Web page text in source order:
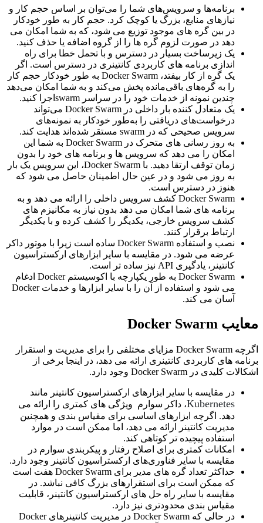
برنامه‌ها و سرویس‌های شما را می‌توان بر اساس حجم کار و
نیازهای منابع، بزرگ یا کوچک کرد. حجم کار به طور خودکار
در بین گره های موجود توزیع می شود، که به شما امکان می
دهد در صورت لزوم گره ها را از گروه اضافه یا حذف کنید.
یک زیرساخت بسیار در دسترس و با تحمل خطا برای راه
اندازی برنامه های کاربردی کانتینری در دسترس است. اگر
یک گره از کار بیفتد، Docker Swarm به طور خودکار حجم کار
را به گره‌های باقی‌مانده پخش می‌کند و به شما امکان می‌دهد
چندین نمونه از خدمات خود را در سراسر swarmاجرا کنید.
یک متعادل کننده بار داخلی در Docker Swarm می‌تواند
درخواست‌های دریافتی را به‌طور خودکار به نمونه‌های
سرویس صحیحی که در swarm مستقر شده‌اند هدایت کند.
به روز رسانی های متحرک در Docker Swarm به شما این
امکان را می دهد که سرویس ها و برنامه های خود را بدون
زمان توقف ارتقا دهید. با Docker Swarm، این سرویس یک بار
به روز می شود و در عین حال اطمینان حاصل می شود که
هنوز در دسترس است.
Docker Swarm کشف سرویس داخلی را ارائه می دهد و به
برنامه های شما امکان می دهد بدون نیاز به مکانیزم های
کشف سرویس خارجی، یکدیگر را کشف کرده و با یکدیگر
ارتباط برقرار کنند.
نصب و استفاده Docker Swarm ساده است زیرا با موتور داکر
عرضه می شود. در مقایسه با سایر ابزارهای ارکستراسیون
کانتینر، یادگیری API نیز ساده تر است.
Docker Swarm به طور یکپارچه با اکوسیستم Docker ادغام
می شود و استفاده از آن را با سایر ابزارها و خدمات Docker
آسان می کند.
معایب Docker Swarm
اگرچه Docker Swarm مزایای مختلفی را برای مدیریت و استقرار
برنامه های کاربردی کانتینری ارائه می دهد، در اینجا برخی از
اشکالات کلیدی در Docker Swarm وجود دارد.
در مقایسه با سایر ابزارهای ارکستراسیون کانتینر مانند
Kubernetes، داکر سوارم ویژگی های کمتری را ارائه می
دهد. اگرچه ابزارهای اساسی برای مقیاس بندی و همچنین
مدیریت کانتینر ارائه می دهد، اما ممکن است در موارد
استفاده پیچیده تر کوتاهی کند.
امکانات کمتری برای اصلاح رفتار و پیکربندی سوارم در
مقایسه با سایر فناوری‌های ارکستراسیون کانتینر وجود دارد.
حداکثر تعداد گره های مدیر برای Docker Swarm هفت است
که ممکن است برای استقرارهای بزرگ کافی نباشد. در
مقایسه با سایر راه حل های ارکستراسیون کانتینر، قابلیت
مقیاس بندی محدودتری نیز دارد.
در حالی که Docker Swarm در مدیریت کانتینرهای Docker